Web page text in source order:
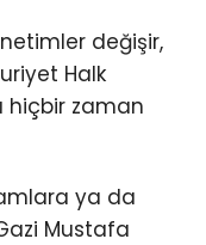
değişir,
Halk
hiçbir zaman
ya da
Mustafa